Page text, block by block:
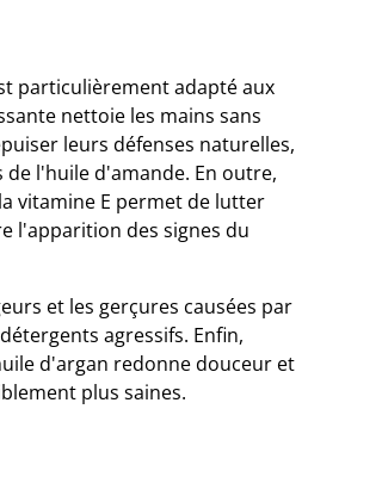
particulièrement adapté aux
nettoie les mains sans
leurs défenses naturelles,
l'huile d'amande. En outre,
vitamine E permet de lutter
l'apparition des signes du
et les gerçures causées par
agressifs. Enfin,
d'argan redonne douceur et
plus saines.